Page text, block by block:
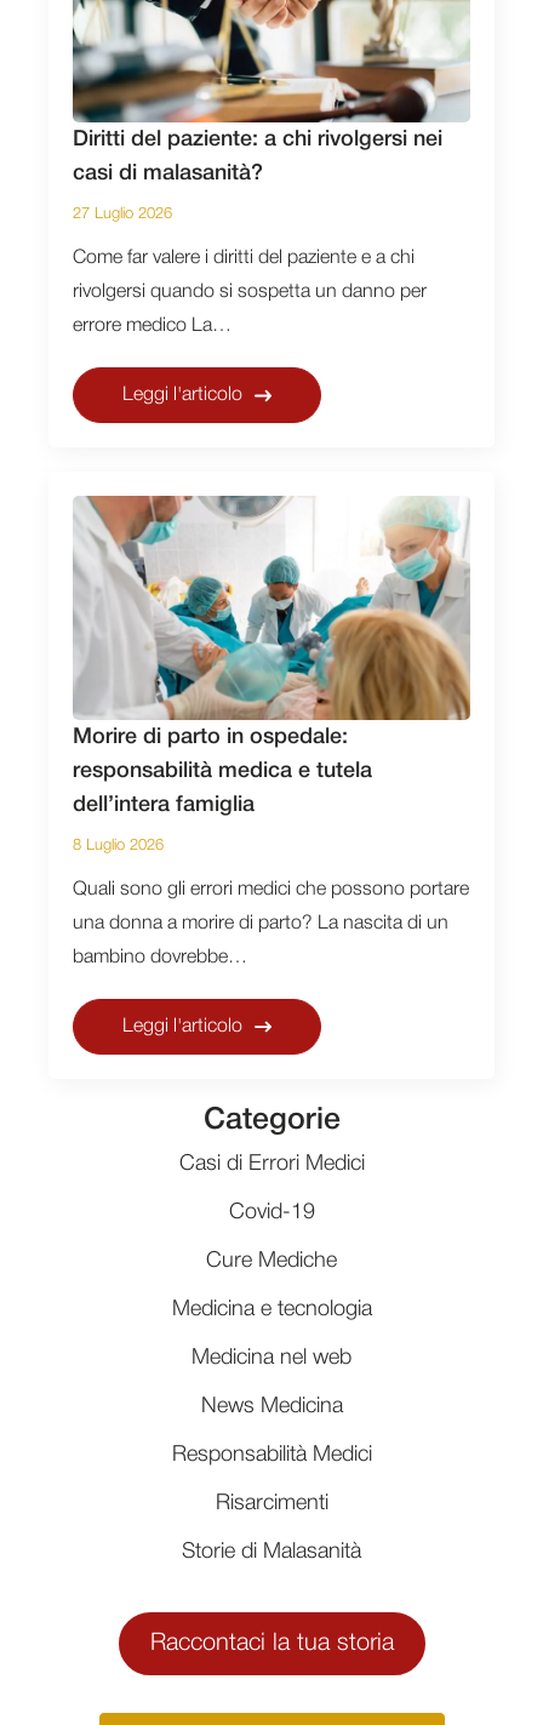
Diritti del paziente: a chi rivolgersi nei
casi di malasanità?
27 Luglio 2026
Come far valere i diritti del paziente e a chi
rivolgersi quando si sospetta un danno per
errore medico La…
Leggi l'articolo
Morire di parto in ospedale:
responsabilità medica e tutela
dell’intera famiglia
8 Luglio 2026
Quali sono gli errori medici che possono portare
una donna a morire di parto? La nascita di un
bambino dovrebbe…
Leggi l'articolo
Categorie
Casi di Errori Medici
Covid-19
Cure Mediche
Medicina e tecnologia
Medicina nel web
News Medicina
Responsabilità Medici
Risarcimenti
Storie di Malasanità
Raccontaci la tua storia